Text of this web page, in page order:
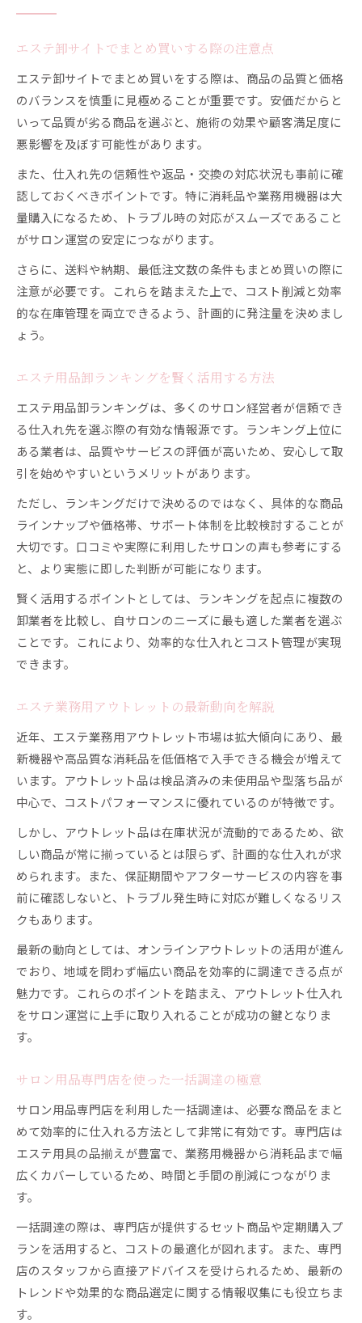
エステ卸サイトでまとめ買いする際の注意点
エステ卸サイトでまとめ買いをする際は、商品の品質と価格
のバランスを慎重に見極めることが重要です。安価だからと
いって品質が劣る商品を選ぶと、施術の効果や顧客満足度に
悪影響を及ぼす可能性があります。
また、仕入れ先の信頼性や返品・交換の対応状況も事前に確
認しておくべきポイントです。特に消耗品や業務用機器は大
量購入になるため、トラブル時の対応がスムーズであること
がサロン運営の安定につながります。
さらに、送料や納期、最低注文数の条件もまとめ買いの際に
注意が必要です。これらを踏まえた上で、コスト削減と効率
的な在庫管理を両立できるよう、計画的に発注量を決めまし
ょう。
エステ用品卸ランキングを賢く活用する方法
エステ用品卸ランキングは、多くのサロン経営者が信頼でき
る仕入れ先を選ぶ際の有効な情報源です。ランキング上位に
ある業者は、品質やサービスの評価が高いため、安心して取
引を始めやすいというメリットがあります。
ただし、ランキングだけで決めるのではなく、具体的な商品
ラインナップや価格帯、サポート体制を比較検討することが
大切です。口コミや実際に利用したサロンの声も参考にする
と、より実態に即した判断が可能になります。
賢く活用するポイントとしては、ランキングを起点に複数の
卸業者を比較し、自サロンのニーズに最も適した業者を選ぶ
ことです。これにより、効率的な仕入れとコスト管理が実現
できます。
エステ業務用アウトレットの最新動向を解説
近年、エステ業務用アウトレット市場は拡大傾向にあり、最
新機器や高品質な消耗品を低価格で入手できる機会が増えて
います。アウトレット品は検品済みの未使用品や型落ち品が
中心で、コストパフォーマンスに優れているのが特徴です。
しかし、アウトレット品は在庫状況が流動的であるため、欲
しい商品が常に揃っているとは限らず、計画的な仕入れが求
められます。また、保証期間やアフターサービスの内容を事
前に確認しないと、トラブル発生時に対応が難しくなるリス
クもあります。
最新の動向としては、オンラインアウトレットの活用が進ん
でおり、地域を問わず幅広い商品を効率的に調達できる点が
魅力です。これらのポイントを踏まえ、アウトレット仕入れ
をサロン運営に上手に取り入れることが成功の鍵となりま
す。
サロン用品専門店を使った一括調達の極意
サロン用品専門店を利用した一括調達は、必要な商品をまと
めて効率的に仕入れる方法として非常に有効です。専門店は
エステ用具の品揃えが豊富で、業務用機器から消耗品まで幅
広くカバーしているため、時間と手間の削減につながりま
す。
一括調達の際は、専門店が提供するセット商品や定期購入プ
ランを活用すると、コストの最適化が図れます。また、専門
店のスタッフから直接アドバイスを受けられるため、最新の
トレンドや効果的な商品選定に関する情報収集にも役立ちま
す。